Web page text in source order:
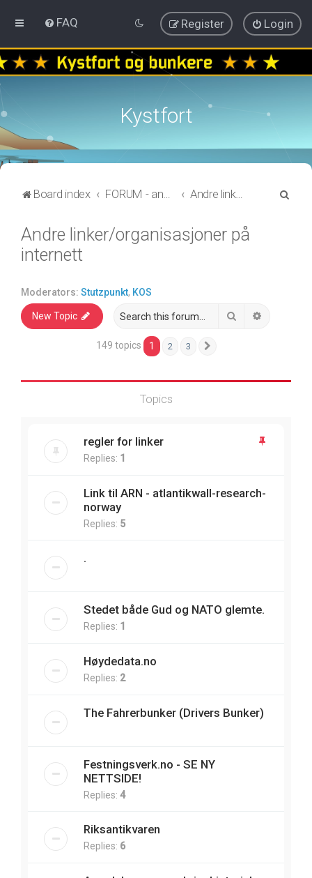
FAQ Login
Register
Kystfort
Board index FORUM - annen informasjon Andre linker/organisasjoner på internett
Andre linker/organisasjoner på
internett
Moderators: Stutzpunkt, KOS
New Topic Search
149 topics 1 2 3
Topics
regler for linker
Replies: 1
Link til ARN - atlantikwall-research-
norway
Replies: 5
.
Stedet både Gud og NATO glemte.
Replies: 1
Høydedata.no
Replies: 2
The Fahrerbunker (Drivers Bunker)
Festningsverk.no - SE NY
NETTSIDE!
Replies: 4
Riksantikvaren
Replies: 6